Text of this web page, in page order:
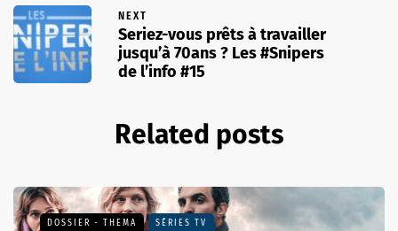
NEXT
Seriez-vous prêts à travailler
jusqu’à 70ans ? Les #Snipers
de l’info #15
Related posts
DOSSIER - THEMA SÉRIES TV